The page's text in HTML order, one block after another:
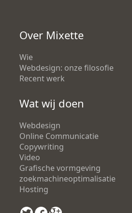
Over Mixette
Wie
Webdesign: onze filosofie
Recent werk
Wat wij doen
Webdesign
Online Communicatie
Copywriting
Video
Grafische vormgeving
zoekmachineoptimalisatie
Hosting